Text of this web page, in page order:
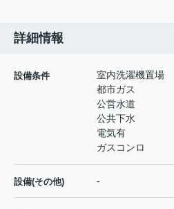
詳細情報
設備条件
室内洗濯機置場
都市ガス
公営水道
公共下水
電気有
ガスコンロ
設備(その他) -